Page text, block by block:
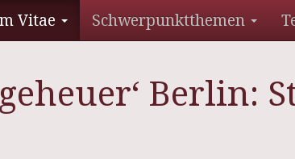
Vitae Schwerpunktthemen
Berlin: